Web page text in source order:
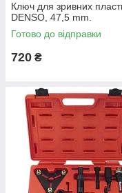
Ключ для зривних
DENSO, 47,5 mm.
Готово до відправки
720 ₴